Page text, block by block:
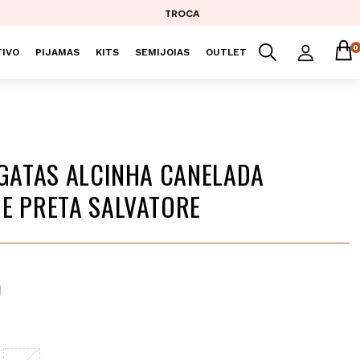
TROCA
PIJAMAS KITS SEMIJOIAS OUTLET 0
ALCINHA CANELADA
PRETA SALVATORE